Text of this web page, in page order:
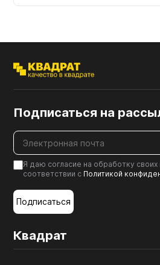
Квадрат
Подписаться на
Я даю согласие на обработку
соответствии с Политикой
Подписаться